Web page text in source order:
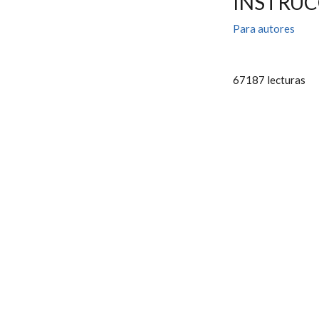
Para autores
67187 lecturas